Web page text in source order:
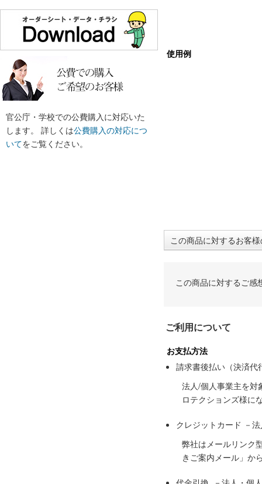
官公庁・学校での公費購入に対応いた
します。 詳しくは公費購入の対応につ
いてをご覧ください。
使用例
この商品に対するお客
この商品に対するご感
ご利用について
お支払方法
請求書後払い（決済代
法人/個人事業主を対
ロテクションズ様に
クレジットカード －
弊社はメールリンク
きご案内メール」か